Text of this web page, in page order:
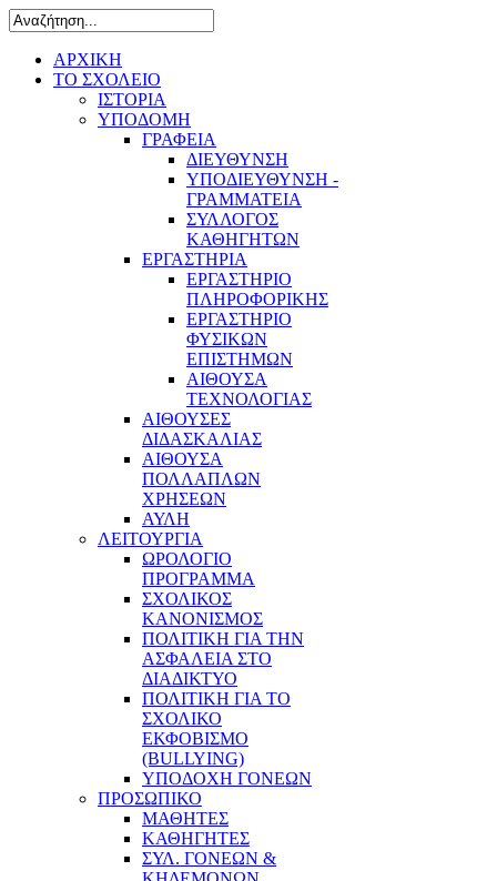
ΑΡΧΙΚΗ
ΤΟ ΣΧΟΛΕΙΟ
ΙΣΤΟΡΙΑ
ΥΠΟΔΟΜΗ
ΓΡΑΦΕΙΑ
ΔΙΕΥΘΥΝΣΗ
ΥΠΟΔΙΕΥΘΥΝΣΗ -
ΓΡΑΜΜΑΤΕΙΑ
ΣΥΛΛΟΓΟΣ
ΚΑΘΗΓΗΤΩΝ
ΕΡΓΑΣΤΗΡΙΑ
ΕΡΓΑΣΤΗΡΙΟ
ΠΛΗΡΟΦΟΡΙΚΗΣ
ΕΡΓΑΣΤΗΡΙΟ
ΦΥΣΙΚΩΝ
ΕΠΙΣΤΗΜΩΝ
ΑΙΘΟΥΣΑ
ΤΕΧΝΟΛΟΓΙΑΣ
ΑΙΘΟΥΣΕΣ
ΔΙΔΑΣΚΑΛΙΑΣ
ΑΙΘΟΥΣΑ
ΠΟΛΛΑΠΛΩΝ
ΧΡΗΣΕΩΝ
ΑΥΛΗ
ΛΕΙΤΟΥΡΓΙΑ
ΩΡΟΛΟΓΙΟ
ΠΡΟΓΡΑΜΜΑ
ΣΧΟΛΙΚΟΣ
ΚΑΝΟΝΙΣΜΟΣ
ΠΟΛΙΤΙΚΗ ΓΙΑ ΤΗΝ
ΑΣΦΑΛΕΙΑ ΣΤΟ
ΔΙΑΔΙΚΤΥΟ
ΠΟΛΙΤΙΚΗ ΓΙΑ ΤΟ
ΣΧΟΛΙΚΟ
ΕΚΦΟΒΙΣΜΟ
(BULLYING)
ΥΠΟΔΟΧΗ ΓΟΝΕΩΝ
ΠΡΟΣΩΠΙΚΟ
ΜΑΘΗΤΕΣ
ΚΑΘΗΓΗΤΕΣ
ΣΥΛ. ΓΟΝΕΩΝ &